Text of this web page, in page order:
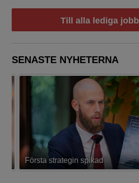
Till alla lediga jobb
SENASTE NYHETERNA
Första strategin spikad